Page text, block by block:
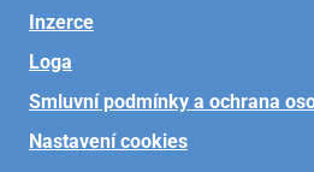
Inzerce
Loga
Smluvní podmínky a ochrana
Nastavení cookies